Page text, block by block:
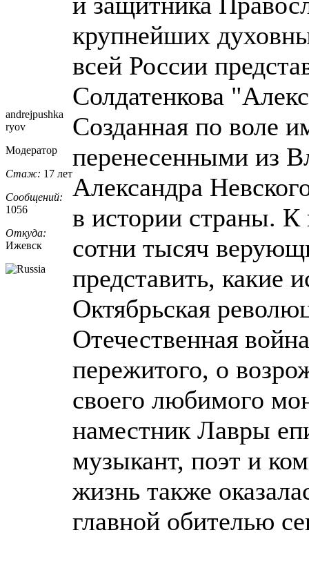
andrejpushka
ryov
Модератор
Стаж: 17 лет
Сообщений:
1056
Откуда:
Ижевск
крупнейших
всей России
Солдатенкова
Созданная по воле
перенесенными из
Александра
в истории страны.
сотни тысяч
представить, какие
Октябрьская
Отечественная
пережитого, о
своего любимого
наместник Лавры
музыкант, поэт и
жизнь также
главной обителью